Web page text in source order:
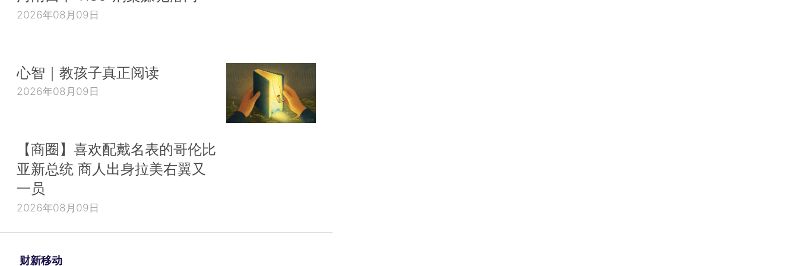
2026年08月09日
心智｜教孩子真正阅读
2026年08月09日
【商圈】喜欢配戴名表的哥伦比
亚新总统 商人出身拉美右翼又
一员
2026年08月09日
财新移动